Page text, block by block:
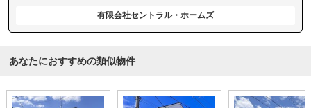
有限会社セントラル・ホームズ
あなたにおすすめの類似物件